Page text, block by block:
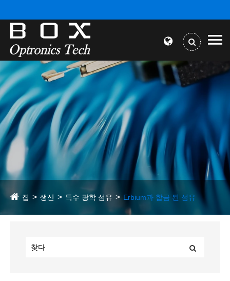
집 생산 특수 광학 섬유 Erbium과 합금 된 섬유